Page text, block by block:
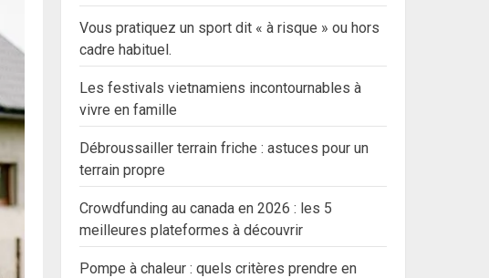
Vous pratiquez un sport dit « à risque » ou hors
cadre habituel.
Les festivals vietnamiens incontournables à
vivre en famille
Débroussailler terrain friche : astuces pour un
terrain propre
Crowdfunding au canada en 2026 : les 5
meilleures plateformes à découvrir
Pompe à chaleur : quels critères prendre en